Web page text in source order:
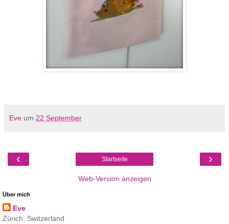
Eve um 22 September
‹ ›
Startseite
Web-Version anzeigen
Über mich
Eve
Zürich, Switzerland